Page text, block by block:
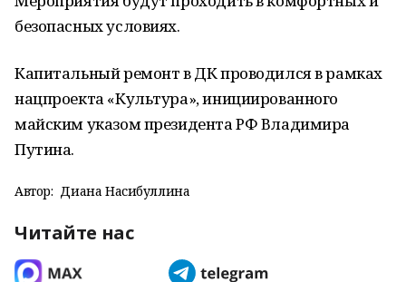
безопасных условиях.
Капитальный ремонт в ДК проводился в рамках
нацпроекта «Культура», инициированного
майским указом президента РФ Владимира
Путина.
Автор: Диана Насибуллина
Читайте нас